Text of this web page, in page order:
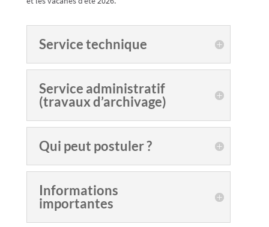
Service technique
Service administratif
(travaux d’archivage)
Qui peut postuler ?
Informations
importantes